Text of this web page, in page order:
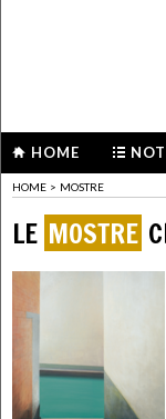
HOME
HOME > MOSTRE
LE MOSTRE